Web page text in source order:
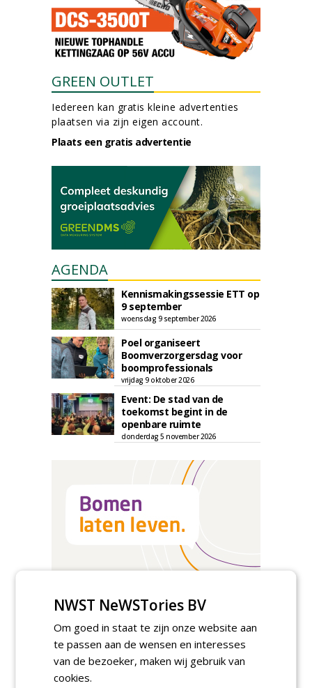
GREEN OUTLET
Iedereen kan gratis kleine advertenties
plaatsen via zijn eigen account.
Plaats een gratis advertentie
AGENDA
Kennismakingssessie ETT op
9 september
woensdag 9 september 2026
Poel organiseert
Boomverzorgersdag voor
boomprofessionals
vrijdag 9 oktober 2026
Event: De stad van de
toekomst begint in de
openbare ruimte
donderdag 5 november 2026
TENDERS
Gemeente Tilburg gunt raamovereenkomst
kap en herplant bomen aan J. van Esch.
NWST NeWSTories BV
Om goed in staat te zijn onze website aan
te passen aan de wensen en interesses
van de bezoeker, maken wij gebruik van
cookies.